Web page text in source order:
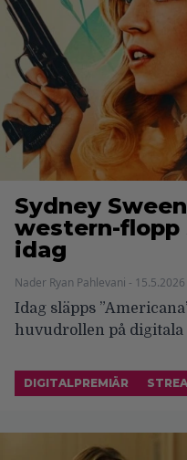
Sydney
western-
idag
Nader Ryan Pahlevani -
Idag släpps
huvudrollen på digitala
DIGITALPREMIÄR